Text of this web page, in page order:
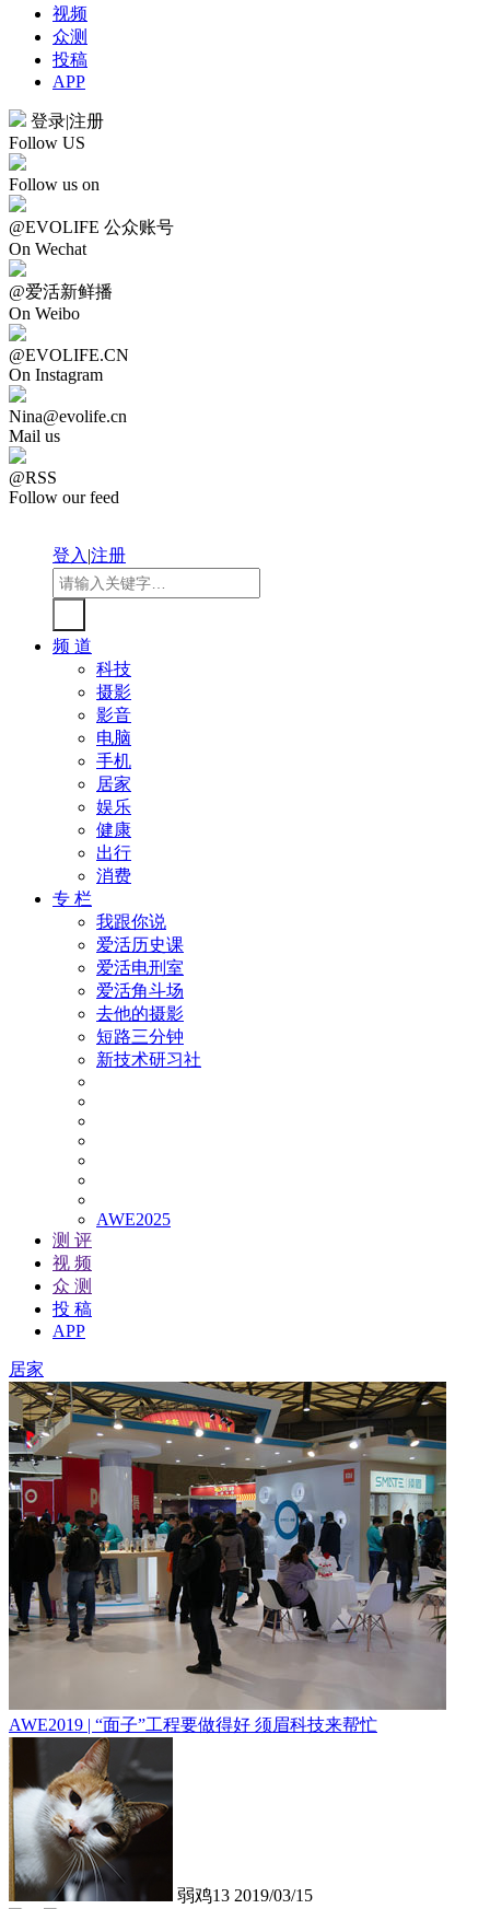
视频
众测
投稿
APP
登录|注册
Follow US
Follow us on
@EVOLIFE 公众账号
On Wechat
@爱活新鲜播
On Weibo
@EVOLIFE.CN
On Instagram
Nina@evolife.cn
Mail us
@RSS
Follow our feed
登入|注册
频 道
科技
摄影
影音
电脑
手机
居家
娱乐
健康
出行
消费
专 栏
我跟你说
爱活历史课
爱活电刑室
爱活角斗场
去他的摄影
短路三分钟
新技术研习社
AWE2025
测 评
视 频
众 测
投 稿
APP
居家
AWE2019 | “面子”工程要做得好 须眉科技来帮忙
弱鸡13 2019/03/15